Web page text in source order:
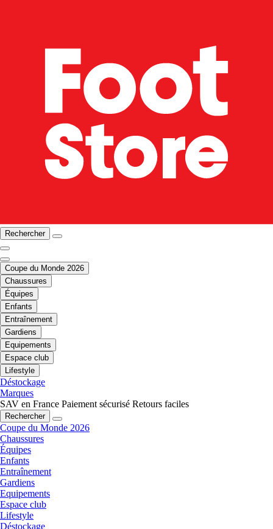
Rechercher
Coupe du Monde 2026
Chaussures
Équipes
Enfants
Entraînement
Gardiens
Equipements
Espace club
Lifestyle
Déstockage
Marques
SAV en France Paiement sécurisé Retours faciles
Rechercher
Coupe du Monde 2026
Chaussures
Équipes
Enfants
Entraînement
Gardiens
Equipements
Espace club
Lifestyle
Déstockage